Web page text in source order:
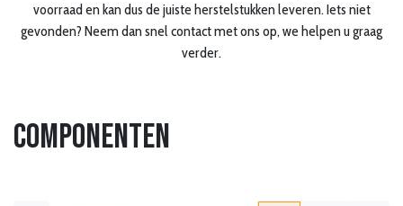
voorraad en kan dus de juiste herstelstukken leveren. Iets niet
gevonden? Neem dan snel contact met ons op, we helpen u graag
verder.
Componenten